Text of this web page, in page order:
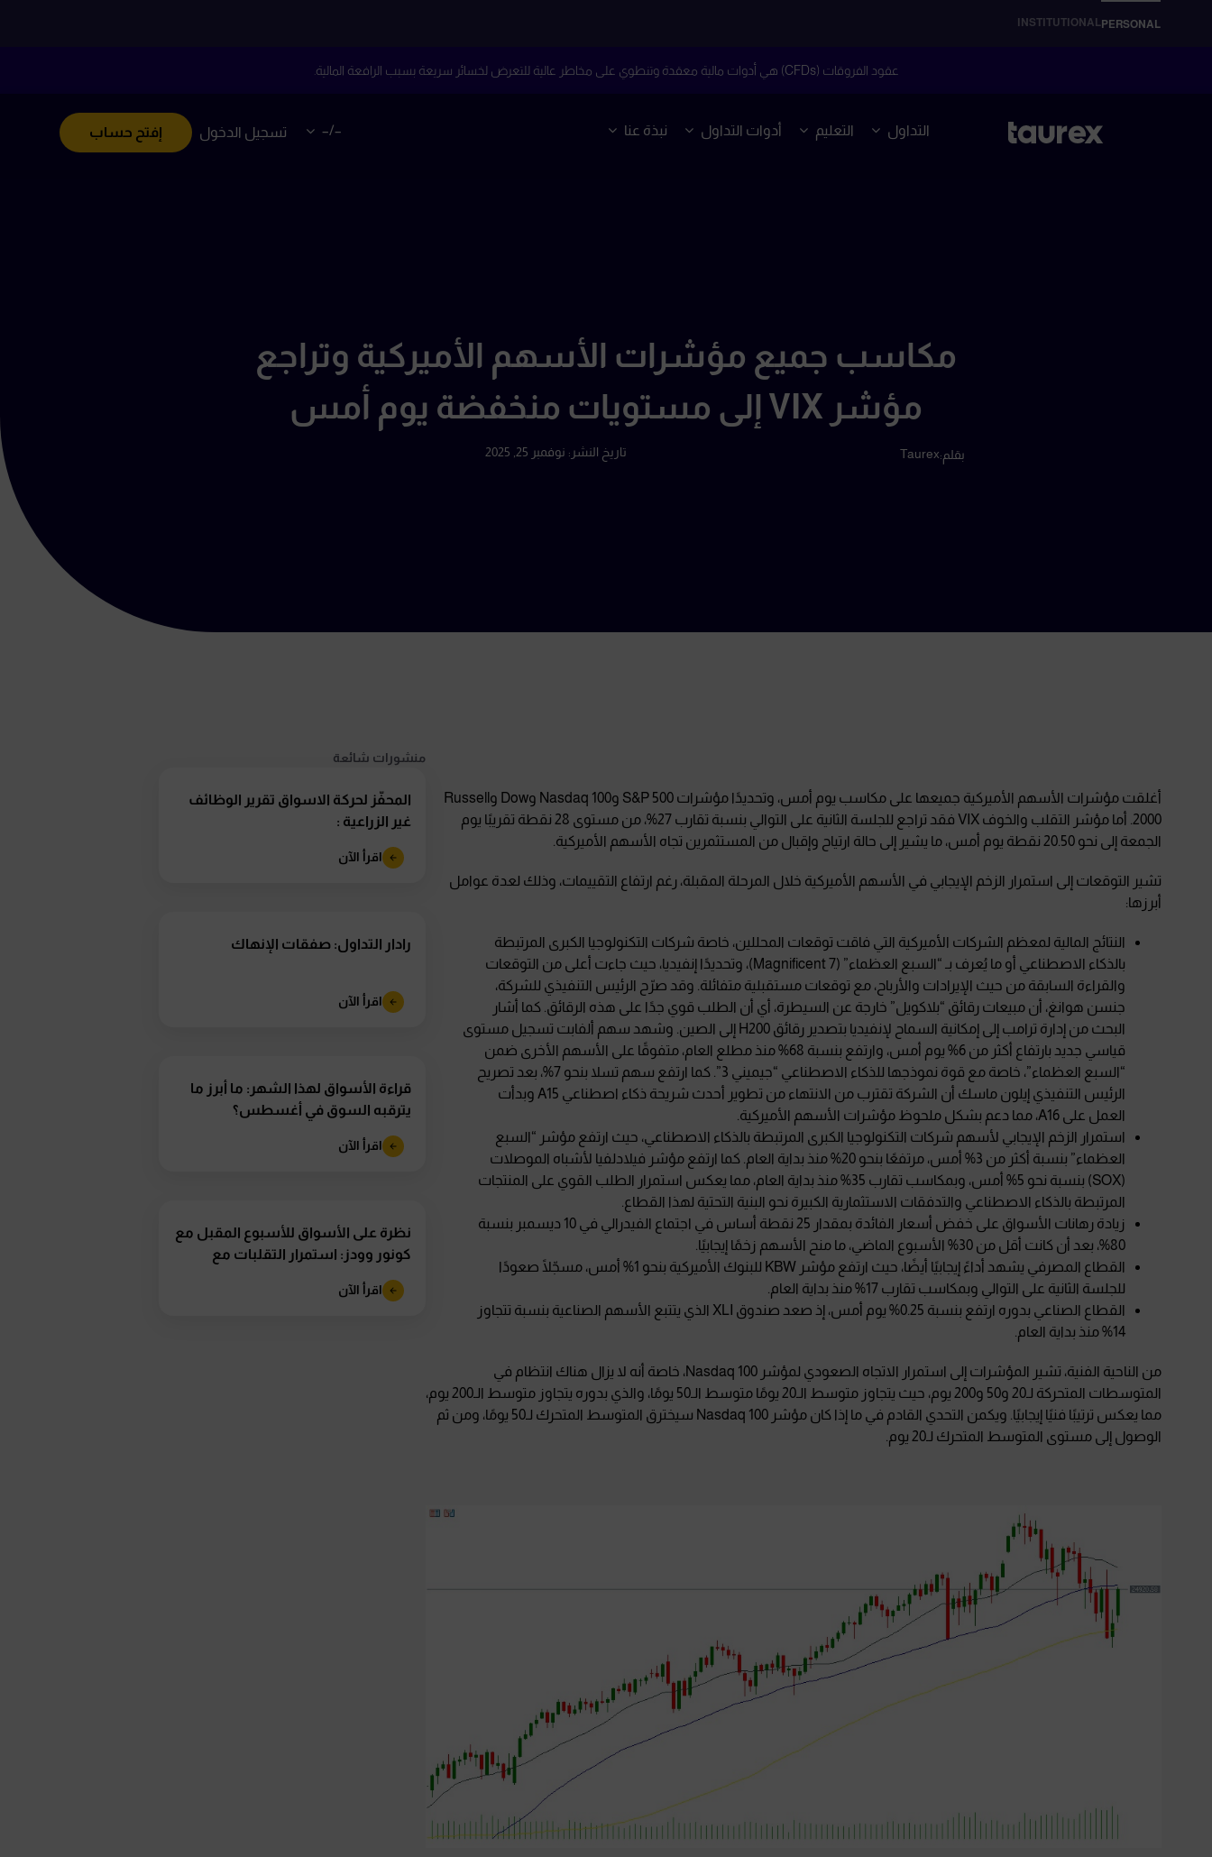
PERSONAL
INSTITUTIONAL
عقود الفروقات (CFDs) هي أدوات مالية معقدة وتنطوي على مخاطر عالية للتعرض لخسائر سريعة بسبب الرافعة المالية.
التداول التعليم أدوات التداول نبذة عنا –/– تسجيل الدخول إفتح حساب
مكاسب جميع مؤشرات الأسهم الأميركية وتراجع
مؤشر VIX إلى مستويات منخفضة يوم أمس
بقلم:Taurex تاريخ النشر: نوفمبر 25, 2025
أغلقت مؤشرات الأسهم الأميركية جميعها على مكاسب يوم أمس، وتحديدًا مؤشرات S&P 500 وNasdaq 100 وDow وRussell
2000. أما مؤشر التقلب والخوف VIX فقد تراجع للجلسة الثانية على التوالي بنسبة تقارب 27%، من مستوى 28 نقطة تقريبًا يوم
الجمعة إلى نحو 20.50 نقطة يوم أمس، ما يشير إلى حالة ارتياح وإقبال من المستثمرين تجاه الأسهم الأميركية.
تشير التوقعات إلى استمرار الزخم الإيجابي في الأسهم الأميركية خلال المرحلة المقبلة، رغم ارتفاع التقييمات، وذلك لعدة عوامل
أبرزها:
النتائج المالية لمعظم الشركات الأميركية التي فاقت توقعات المحللين، خاصة شركات التكنولوجيا الكبرى المرتبطة
بالذكاء الاصطناعي أو ما يُعرف بـ “السبع العظماء” (Magnificent 7)، وتحديدًا إنفيديا، حيث جاءت أعلى من التوقعات
والقراءة السابقة من حيث الإيرادات والأرباح، مع توقعات مستقبلية متفائلة. وقد صرّح الرئيس التنفيذي للشركة،
جنسن هوانغ، أن مبيعات رقائق “بلاكويل” خارجة عن السيطرة، أي أن الطلب قوي جدًا على هذه الرقائق. كما أشار
البحث من إدارة ترامب إلى إمكانية السماح لإنفيديا بتصدير رقائق H200 إلى الصين. وشهد سهم ألفابت تسجيل مستوى
قياسي جديد بارتفاع أكثر من 6% يوم أمس، وارتفع بنسبة 68% منذ مطلع العام، متفوقًا على الأسهم الأخرى ضمن
“السبع العظماء”، خاصة مع قوة نموذجها للذكاء الاصطناعي “جيميني 3”. كما ارتفع سهم تسلا بنحو 7%، بعد تصريح
الرئيس التنفيذي إيلون ماسك أن الشركة تقترب من الانتهاء من تطوير أحدث شريحة ذكاء اصطناعي A15 وبدأت
العمل على A16، مما دعم بشكل ملحوظ مؤشرات الأسهم الأميركية.
استمرار الزخم الإيجابي لأسهم شركات التكنولوجيا الكبرى المرتبطة بالذكاء الاصطناعي، حيث ارتفع مؤشر “السبع
العظماء” بنسبة أكثر من 3% أمس، مرتفعًا بنحو 20% منذ بداية العام. كما ارتفع مؤشر فيلادلفيا لأشباه الموصلات
(SOX) بنسبة نحو 5% أمس، وبمكاسب تقارب 35% منذ بداية العام، مما يعكس استمرار الطلب القوي على المنتجات
المرتبطة بالذكاء الاصطناعي والتدفقات الاستثمارية الكبيرة نحو البنية التحتية لهذا القطاع.
زيادة رهانات الأسواق على خفض أسعار الفائدة بمقدار 25 نقطة أساس في اجتماع الفيدرالي في 10 ديسمبر بنسبة
80%، بعد أن كانت أقل من 30% الأسبوع الماضي، ما منح الأسهم زخمًا إيجابيًا.
القطاع المصرفي يشهد أداءً إيجابيًا أيضًا، حيث ارتفع مؤشر KBW للبنوك الأميركية بنحو 1% أمس، مسجّلًا صعودًا
للجلسة الثانية على التوالي وبمكاسب تقارب 17% منذ بداية العام.
القطاع الصناعي بدوره ارتفع بنسبة 0.25% يوم أمس، إذ صعد صندوق XLI الذي يتتبع الأسهم الصناعية بنسبة تتجاوز
14% منذ بداية العام.
من الناحية الفنية، تشير المؤشرات إلى استمرار الاتجاه الصعودي لمؤشر Nasdaq 100، خاصة أنه لا يزال هناك انتظام في
المتوسطات المتحركة لـ20 و50 و200 يوم، حيث يتجاوز متوسط الـ20 يومًا متوسط الـ50 يومًا، والذي بدوره يتجاوز متوسط الـ200 يوم،
مما يعكس ترتيبًا فنيًا إيجابيًا. ويكمن التحدي القادم في ما إذا كان مؤشر Nasdaq 100 سيخترق المتوسط المتحرك لـ50 يومًا، ومن ثم
الوصول إلى مستوى المتوسط المتحرك لـ20 يوم.
منشورات شائعة
المحفّز لحركة الاسواق تقرير الوظائف
غير الزراعية :
اقرأ الآن
رادار التداول: صفقات الإنهاك
اقرأ الآن
قراءة الأسواق لهذا الشهر: ما أبرز ما
يترقبه السوق في أغسطس؟
اقرأ الآن
نظرة على الأسواق للأسبوع المقبل مع
كونور وودز: استمرار التقلبات مع
اقرأ الآن